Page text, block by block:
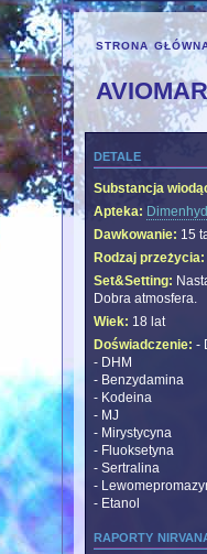
you are
strona
detale
Substancja
Apteka:
Dawkowanie: 15
Rodzaj przeżycia:
Set&Setting:
Dobra atmosfera.
Wiek: 18 lat
Doświadczenie: -
- DHM
- Benzydamina
- Kodeina
- MJ
- Mirystycyna
- Fluoksetyna
- Sertralina
-
- Etanol
raporty